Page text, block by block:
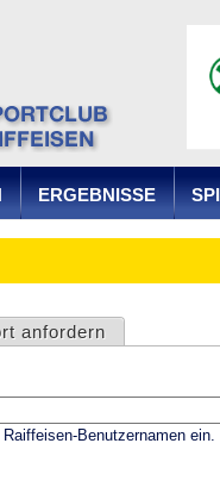
ERGEBNISSE
anfordern
Benutzernamen ein.